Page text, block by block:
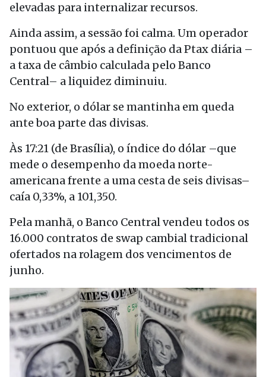
elevadas para internalizar recursos.
Ainda assim, a sessão foi calma. Um operador
pontuou que após a definição da Ptax diária –
a taxa de câmbio calculada pelo Banco
Central– a liquidez diminuiu.
No exterior, o dólar se mantinha em queda
ante boa parte das divisas.
Às 17:21 (de Brasília), o índice do dólar –que
mede o desempenho da moeda norte-
americana frente a uma cesta de seis divisas–
caía 0,33%, a 101,350.
Pela manhã, o Banco Central vendeu todos os
16.000 contratos de swap cambial tradicional
ofertados na rolagem dos vencimentos de
junho.